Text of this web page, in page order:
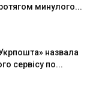
минулого...
назвала
сервісу по...